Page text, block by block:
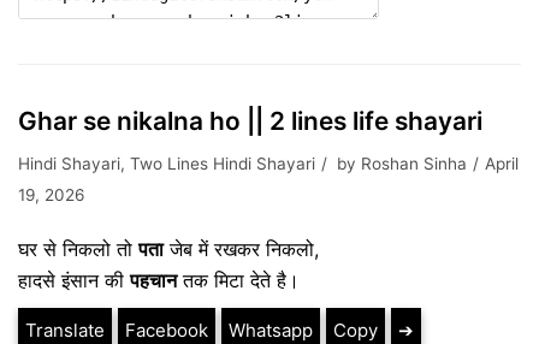
Ghar se nikalna ho || 2 lines life shayari
Hindi Shayari, Two Lines Hindi Shayari by Roshan Sinha
April
19, 2026
घर से निकलो तोपताजेब में रखकर निकलो,
हादसे इंसान कीपहचानतक मिटा देते है।
Translate Facebook Whatsapp Copy ➔